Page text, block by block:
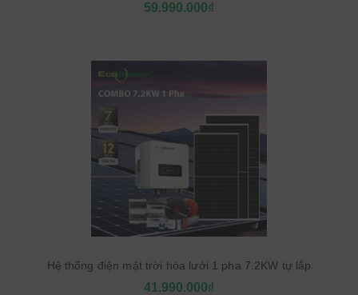
59.990.000₫
Hệ thống điện mặt trời hòa lưới 1 pha 7.2KW tự lắp
41.990.000₫